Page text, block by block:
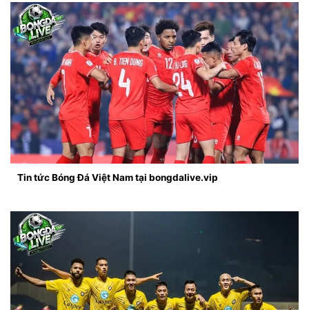
Tin tức Bóng Đá Việt Nam tại bongdalive.vip